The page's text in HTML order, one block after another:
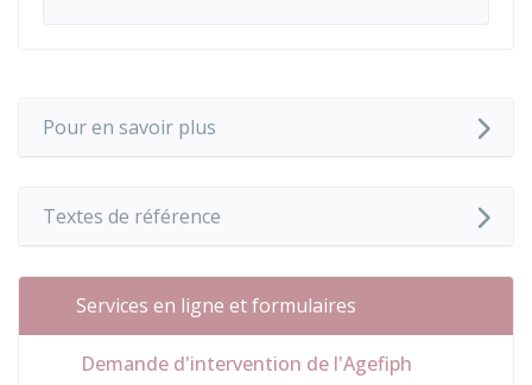
Pour en savoir plus
Textes de référence
Services en ligne et formulaires
Demande d'intervention de l'Agefiph